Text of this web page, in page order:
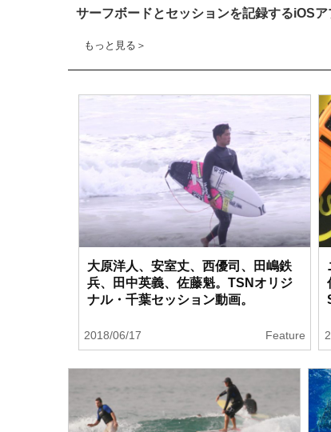
サーフボードとセッションを記録するiOS
もっと見る＞
大原洋人、安室丈、西優司、田嶋鉄
兵、田中英義、佐藤魁。TSNオリジ
ナル・千葉セッション動画。
2018/06/17 Feature